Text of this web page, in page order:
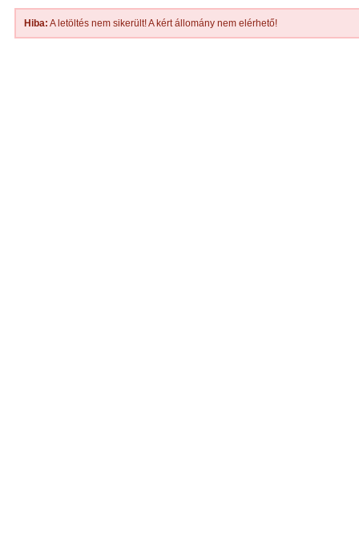
Hiba: A letöltés nem sikerült! A kért állomány nem elérhető!